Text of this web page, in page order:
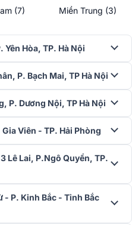
nối, đường vào ra các tín hiệu
ghép được dễ dàng hơn. Hệ
Accuphase DP750 tránh hiện
(7) Miền Trung (3)
Yên Hòa, TP. Hà Nội
P. Bạch Mai, TP Hà Nội
P. Dương Nội, TP Hà Nội
Viên - TP. Hải Phòng
Lê Lai, P.Ngô Quyền, TP.
- P. Kinh Bắc - Tỉnh Bắc